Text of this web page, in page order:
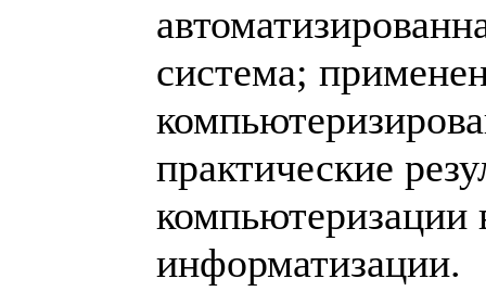
система;
практические
компьютеризации
информатизации.